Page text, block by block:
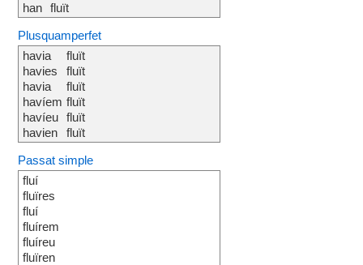
han fluït
Plusquamperfet
havia
havies
havia
havíem
havíeu
havien
fluït
fluït
fluït
fluït
fluït
fluït
Passat simple
fluí
fluïres
fluí
fluírem
fluíreu
fluïren